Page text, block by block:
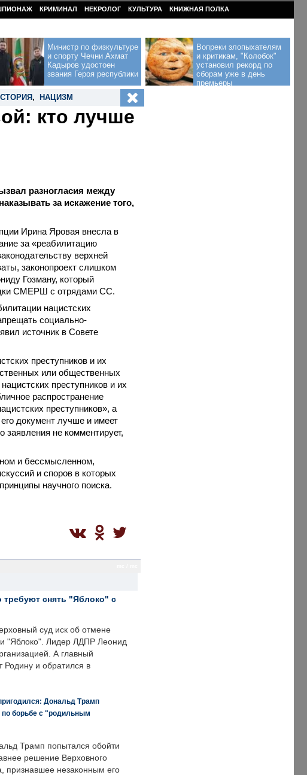
КРИМИНАЛ НЕКРОЛОГ КУЛЬТУРА КНИЖНАЯ ПОЛКА
Министр по физкультуре
и спорту Чечни Ахмат
Кадыров удостоен
звания Героя республики
Вопреки злопыхателям
и критикам, "Колобок"
установил рекорд по
сборам уже в день
премьеры
, НАЦИЗМ
кто лучше
разногласия между
за искажение того,
Ирина Яровая внесла в
за «реабилитацию
верхней
законопроект слишком
Гозману, который
СМЕРШ с отрядами СС.
нацистских
социально-
источник в Совете
преступников и их
или общественных
преступников и их
распространение
преступников», а
документ лучше и имеет
заявления не комментирует,
и бессмысленном,
и споров в которых
научного поиска.
требуют снять "Яблоко" с
суд иск об отмене
"Яблоко". Лидер ЛДПР Леонид
А главный
Родину и обратился в
Дональд Трамп
по борьбе с "родильным
Трамп попытался обойти
решение Верховного
признавшее незаконным его